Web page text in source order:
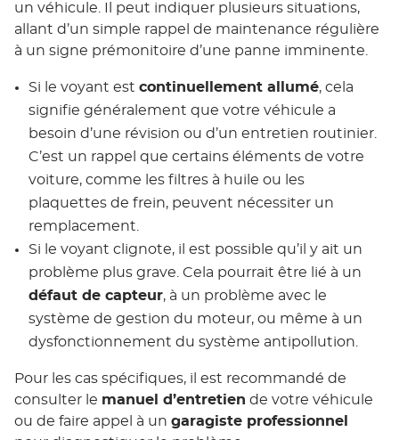
un véhicule. Il peut indiquer plusieurs situations,
allant d’un simple rappel de maintenance régulière
à un signe prémonitoire d’une panne imminente.
Si le voyant est continuellement allumé, cela
signifie généralement que votre véhicule a
besoin d’une révision ou d’un entretien routinier.
C’est un rappel que certains éléments de votre
voiture, comme les filtres à huile ou les
plaquettes de frein, peuvent nécessiter un
remplacement.
Si le voyant clignote, il est possible qu’il y ait un
problème plus grave. Cela pourrait être lié à un
défaut de capteur, à un problème avec le
système de gestion du moteur, ou même à un
dysfonctionnement du système antipollution.
Pour les cas spécifiques, il est recommandé de
consulter le manuel d’entretien de votre véhicule
ou de faire appel à un garagiste professionnel